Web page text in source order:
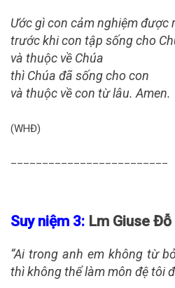
Ước gì con cảm nghiệm được
trước khi con tập sống cho
và thuộc về Chúa
thì Chúa đã sống cho con
và thuộc về con từ lâu. Amen.
(WHĐ)
Suy niệm 3: Lm Giuse
“Ai trong anh em không từ
thì không thể làm môn đệ tôi